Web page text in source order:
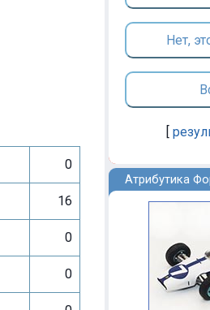
0
16
0
0
Нет,
[
Атрибутика